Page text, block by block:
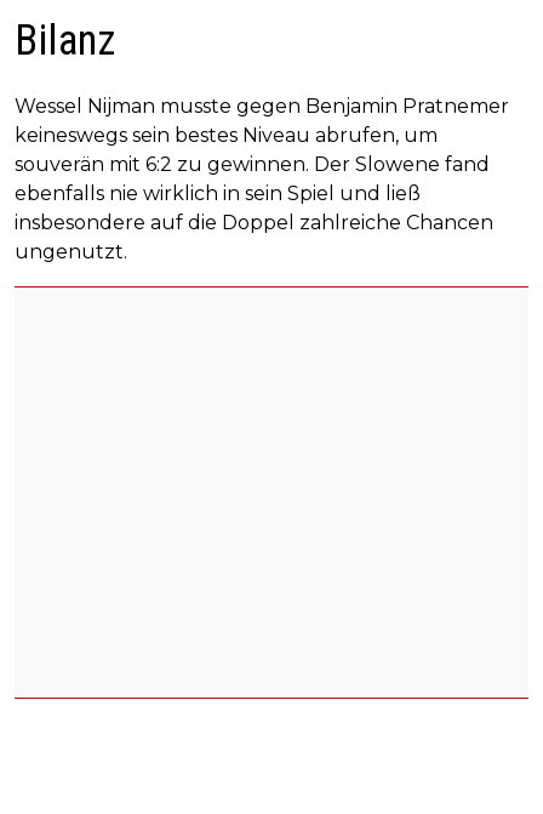
Bilanz
Wessel Nijman musste gegen Benjamin Pratnemer
keineswegs sein bestes Niveau abrufen, um
souverän mit 6:2 zu gewinnen. Der Slowene fand
ebenfalls nie wirklich in sein Spiel und ließ
insbesondere auf die Doppel zahlreiche Chancen
ungenutzt.